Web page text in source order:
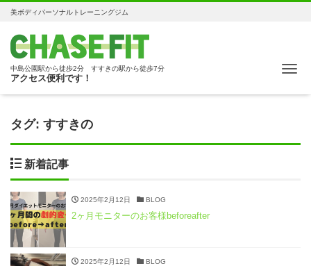
美ボディパーソナルトレーニングジム
中島公園駅から徒歩2分 すすきの駅から徒歩7分
アクセス便利です！
タグ: すすきの
新着記事
2025年2月12日 BLOG
2ヶ月モニターのお客様beforeafter
2025年2月12日 BLOG